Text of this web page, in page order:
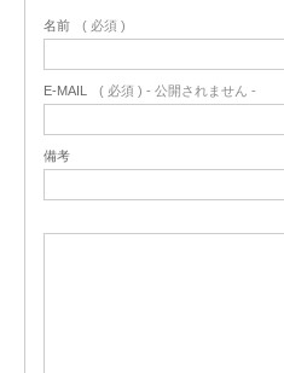
名前 ( 必須 )
E-MAIL ( 必須 ) - 公開されません -
備考